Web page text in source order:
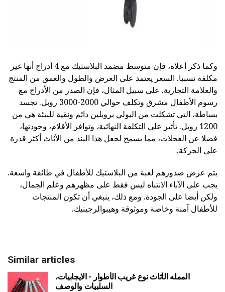
وكما ذكر أعلاه، فإن متوسط مضمد البلاستيك مع 4 أدراج
أنها غير
مكلفة نسبيا. السعر يعتمد على العرض والطول والعمق من المنتج
والعلامة التجارية. على سبيل المثال، فإن الصدر من الأدراج مع
رسوم الأطفال مشرق وتكلف حوالي 2000-3000 روبل. تجسد
بساطة، التي تشكلت من البولي بروبلين دائم ونقية للبيئة هي من
1200 روبل. تأثير على التكلفة النهائية، وتوافر الأقلام، وجودتها،
فضلا عن العجلات، مما يسمح لجعل هذا البند من الأثاث أكثر قدرة
على الحركة.
يتم عرض صدورهم لعبة من البلاستيك للأطفال في طائفة واسعة.
يجب على الآباء الانتباه ليس فقط على مظهرهم وعلم الجمال،
ولكن أيضا على الجودة. ومع ذلك، ينبغي أن تكون المنتجات
للأطفال آمنة وخاصة وموثوقة وهيبوالرجينيك.
Similar articles
الممله الأثاث نوع غريب الأطوار - الايجابيات،
السلبيات والوصف